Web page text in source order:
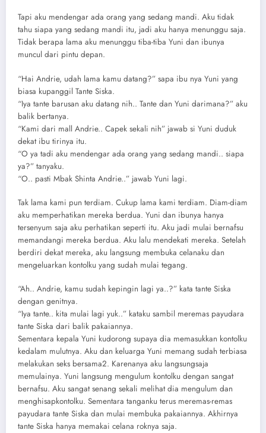
Tapi aku mendengar ada orang yang sedang mandi. Aku tidak
tahu siapa yang sedang mandi itu, jadi aku hanya menunggu saja.
Tidak berapa lama aku menunggu tiba-tiba Yuni dan ibunya
muncul dari pintu depan.
“Hai Andrie, udah lama kamu datang?” sapa ibu nya Yuni yang
biasa kupanggil Tante Siska.
“Iya tante barusan aku datang nih.. Tante dan Yuni darimana?” aku
balik bertanya.
“Kami dari mall Andrie.. Capek sekali nih” jawab si Yuni duduk
dekat ibu tirinya itu.
“O ya tadi aku mendengar ada orang yang sedang mandi.. siapa
ya?” tanyaku.
“O.. pasti Mbak Shinta Andrie..” jawab Yuni lagi.
Tak lama kami pun terdiam. Cukup lama kami terdiam. Diam-diam
aku memperhatikan mereka berdua. Yuni dan ibunya hanya
tersenyum saja aku perhatikan seperti itu. Aku jadi mulai bernafsu
memandangi mereka berdua. Aku lalu mendekati mereka. Setelah
berdiri dekat mereka, aku langsung membuka celanaku dan
mengeluarkan kontolku yang sudah mulai tegang.
“Ah.. Andrie, kamu sudah kepingin lagi ya..?” kata tante Siska
dengan genitnya.
“Iya tante.. kita mulai lagi yuk..” kataku sambil meremas payudara
tante Siska dari balik pakaiannya.
Sementara kepala Yuni kudorong supaya dia memasukkan kontolku
kedalam mulutnya. Aku dan keluarga Yuni memang sudah terbiasa
melakukan seks bersama2. Karenanya aku langsungsaja
memulainya. Yuni langsung mengulum kontolku dengan sangat
bernafsu. Aku sangat senang sekali melihat dia mengulum dan
menghisapkontolku. Sementara tanganku terus meremas-remas
payudara tante Siska dan mulai membuka pakaiannya. Akhirnya
tante Siska hanya memakai celana roknya saja.